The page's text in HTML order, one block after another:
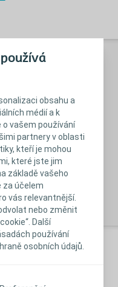
obsahu a
médií a k
vašem používání
partnery v oblasti
kteří je mohou
které jste jim
základě vašeho
za účelem
vás relevantnější.
nebo změnit
Další
používání
osobních údajů.
Compact -
ženy na
®